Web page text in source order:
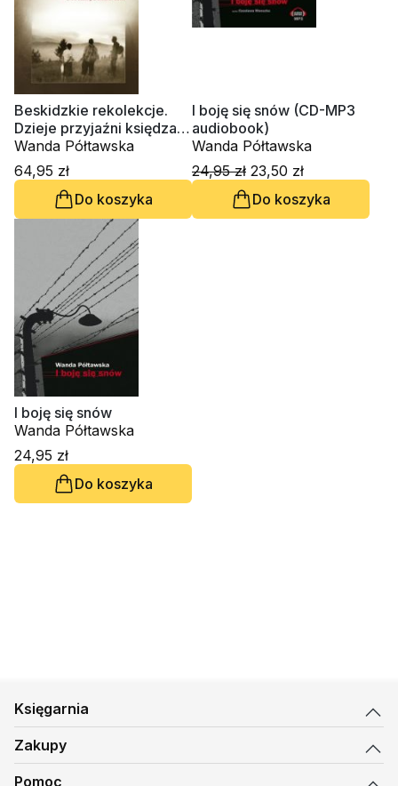
Beskidzkie rekolekcje.
Dzieje przyjaźni księdza
Karola Wojtyły z rodziną
Półtawskich
Wanda Półtawska
64,95 zł
Do koszyka
I boję się snów (CD-MP3
audiobook)
Wanda Półtawska
24,95 zł 23,50 zł
Do koszyka
I boję się snów
Wanda Półtawska
24,95 zł
Do koszyka
Księgarnia
Zakupy
Pomoc